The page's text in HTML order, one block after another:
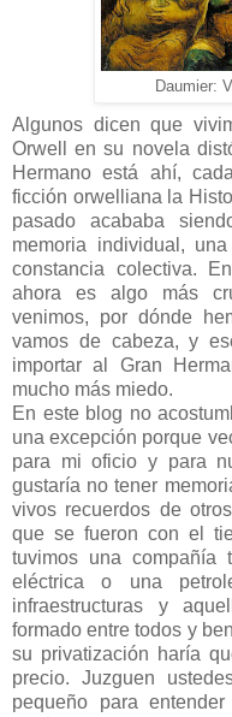
Daumier:
Algunos dicen que
Orwell en su novela
Hermano está ahí,
ficción orwelliana la
pasado acababa
memoria individual,
constancia colectiva.
ahora es algo más
venimos, por dónde
vamos de cabeza, y
importar al Gran
mucho más miedo.
En este blog no
una excepción porque
para mi oficio y para
gustaría no tener
vivos recuerdos de
que se fueron con el
tuvimos una compañía
eléctrica o una
infraestructuras y
formado entre todos y
su privatización haría
precio. Juzguen
pequeño para